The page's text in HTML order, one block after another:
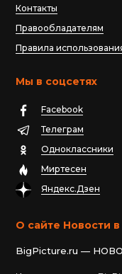
Контакты
Правообладателям
Правила
Мы в соцсетях
Facebook
Телеграм
Одноклассники
Миртесен
Яндекс.Дзен
О сайте Новости
BigPicture.ru —